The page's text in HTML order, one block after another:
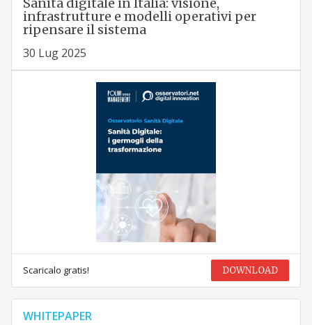
Sanità digitale in Italia: visione,
infrastrutture e modelli operativi per
ripensare il sistema
30 Lug 2025
Scaricalo gratis! DOWNLOAD
WHITEPAPER